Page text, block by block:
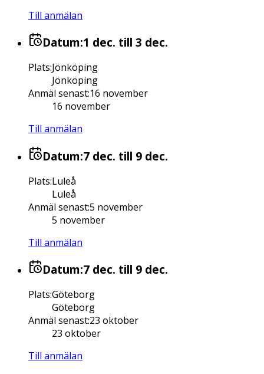
Till anmälan
Datum:1 dec. till 3 dec.
Plats:Jönköping
Jönköping
Anmäl senast:16 november
16 november
Till anmälan
Datum:7 dec. till 9 dec.
Plats:Luleå
Luleå
Anmäl senast:5 november
5 november
Till anmälan
Datum:7 dec. till 9 dec.
Plats:Göteborg
Göteborg
Anmäl senast:23 oktober
23 oktober
Till anmälan